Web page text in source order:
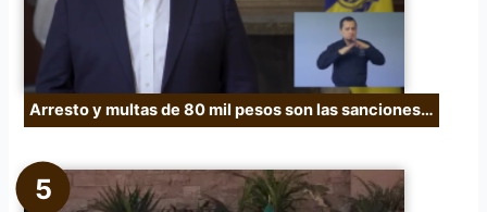
Arresto y multas de 80 mil pesos son las sanciones…